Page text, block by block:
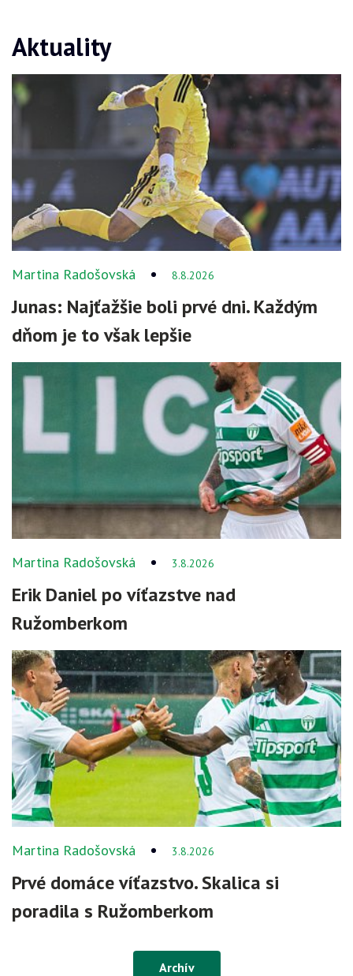
Aktuality
Martina Radošovská 8.8.2026
Junas: Najťažšie boli prvé dni. Každým
dňom je to však lepšie
Martina Radošovská 3.8.2026
Erik Daniel po víťazstve nad
Ružomberkom
Martina Radošovská 3.8.2026
Prvé domáce víťazstvo. Skalica si
poradila s Ružomberkom
Archív